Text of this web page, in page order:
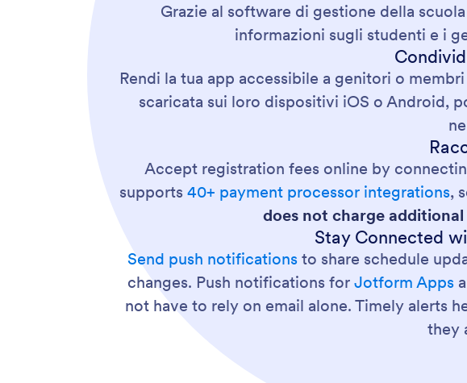
Grazie al software di gestione della
informazioni sugli studenti e i
Rendi la tua app accessibile a genitori o
scaricata sui loro dispositivi iOS o Android,
Accept registration fees online by
supports 40+ payment processor integrations,
does not charge
Stay Connected
Send push notificationsto share schedule
changes. Push notifications forJotform Apps
not have to rely on email alone. Timely alerts
they